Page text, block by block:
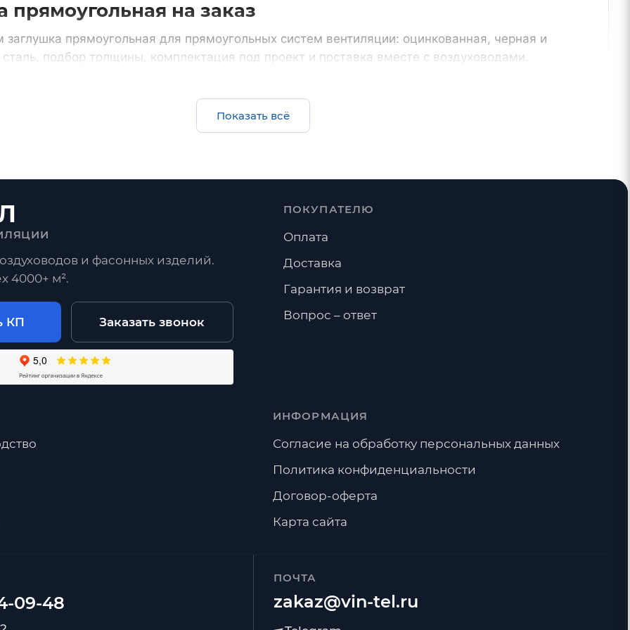
прямоугольная на заказ
заглушка прямоугольная для прямоугольных систем вентиляции: оцинкованная, черная и
подбор толщины, комплектация под проект и поставка вместе с воздуховодами.
фланцы
изготовления
нестандартные размеры?
по Москве и Московской области?
Показать всё
и фасонных изделий.
4000+ м².
КП Заказать звонок
ПОЧТА
zakaz@vin-tel.ru
ПОКУПАТЕЛЮ
Оплата
Доставка
Гарантия и возврат
Вопрос – ответ
ИНФОРМАЦИЯ
Согласие на обработку персональных данных
Политика конфиденциальности
Договор-оферта
Карта сайта